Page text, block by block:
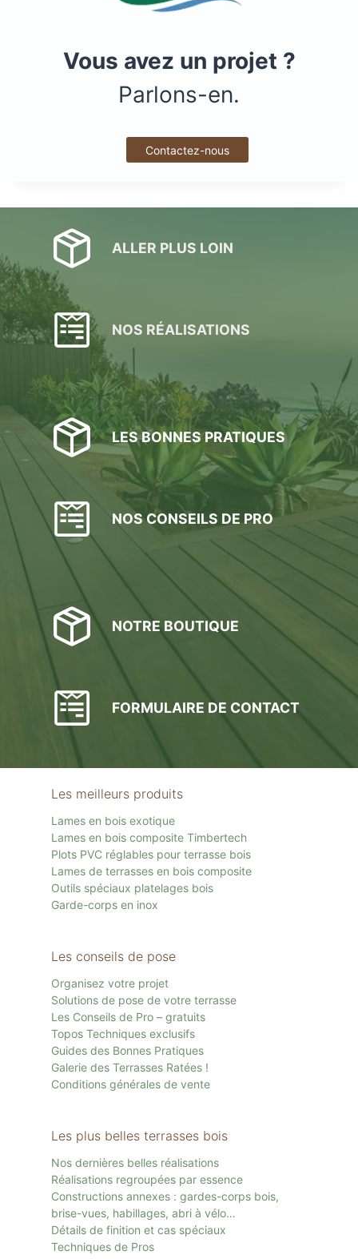
Vous avez un projet ?
Parlons-en.
Contactez-nous
ALLER PLUS LOIN
NOS RÉALISATIONS
LES BONNES PRATIQUES
NOS CONSEILS DE PRO
NOTRE BOUTIQUE
FORMULAIRE DE CONTACT
Les meilleurs produits
Lames en bois exotique
Lames en bois composite Timbertech
Plots PVC réglables pour terrasse bois
Lames de terrasses en bois composite
Outils spéciaux platelages bois
Garde-corps en inox
Les conseils de pose
Organisez votre projet
Solutions de pose de votre terrasse
Les Conseils de Pro – gratuits
Topos Techniques exclusifs
Guides des Bonnes Pratiques
Galerie des Terrasses Ratées !
Conditions générales de vente
Les plus belles terrasses bois
Nos dernières belles réalisations
Réalisations regroupées par essence
Constructions annexes : gardes-corps bois,
brise-vues, habillages, abri à vélo…
Détails de finition et cas spéciaux
Techniques de Pros